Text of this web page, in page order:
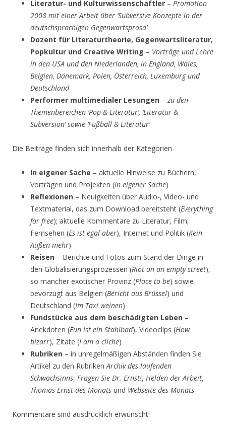
Literatur- und Kulturwissenschaftler – Promotion
2008 mit einer Arbeit über ‘Subversive Konzepte in der
deutschsprachigen Gegenwartsprosa’
Dozent für Literaturtheorie, Gegenwartsliteratur,
Popkultur und Creative Writing – Vorträge und Lehre
in den USA und den Niederlanden, in England, Wales,
Belgien, Dänemark, Polen, Österreich, Luxemburg und
Deutschland
Performer multimedialer Lesungen – zu den
Themenbereichen ‘Pop & Literatur’, ‘Literatur &
Subversion’ sowie ‘Fußball & Literatur’
Die Beiträge finden sich innerhalb der Kategorien
In eigener Sache – aktuelle Hinweise zu Büchern,
Vorträgen und Projekten (In eigener Sache)
Reflexionen – Neuigkeiten über Audio-, Video- und
Textmaterial, das zum Download bereitsteht (Everything
for free); aktuelle Kommentare zu Literatur, Film,
Fernsehen (Es ist egal aber), Internet und Politik (Kein
Außen mehr)
Reisen – Berichte und Fotos zum Stand der Dinge in
den Globalisierungsprozessen (Riot on an empty street),
so mancher exotischer Provinz (Place to be) sowie
bevorzugt aus Belgien (Bericht aus Brüssel) und
Deutschland (Im Taxi weinen)
Fundstücke aus dem beschädigten Leben –
Anekdoten (Fun ist ein Stahlbad), Videoclips (How
bizarr), Zitate (I am a cliche)
Rubriken – in unregelmäßigen Abständen finden Sie
Artikel zu den RubrikenArchiv des laufenden
Schwachsinns, Fragen Sie Dr. Ernst!, Helden der Arbeit,
Thomas Ernst des Monats und Webseite des Monats
Kommentare sind ausdrücklich erwünscht!